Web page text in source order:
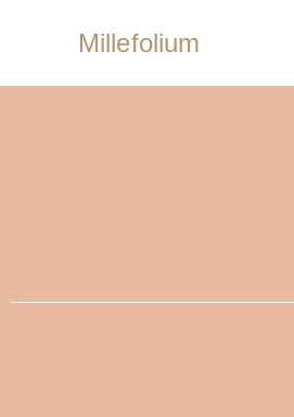
Millefolium